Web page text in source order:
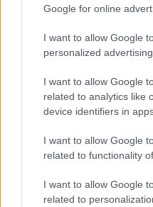
Google for online
I want to allow Google
personalized advertising.
I want to allow Google
related to analytics like
device identifiers in
I want to allow Google
related to functionality
I want to allow Google
related to